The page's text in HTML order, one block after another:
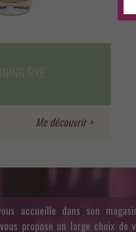
RYE
accueille dans son
propose un large choix de